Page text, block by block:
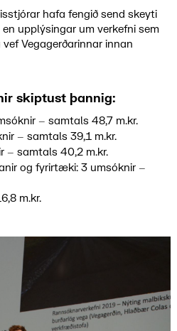
hafa fengið send skeyti
upplýsingar um verkefni sem
Vegagerðarinnar innan
skiptust þannig:
– samtals 48,7 m.kr.
– samtals 39,1 m.kr.
– samtals 40,2 m.kr.
og fyrirtæki: 3 umsóknir –
m.kr.